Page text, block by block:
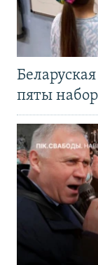
пяты набор